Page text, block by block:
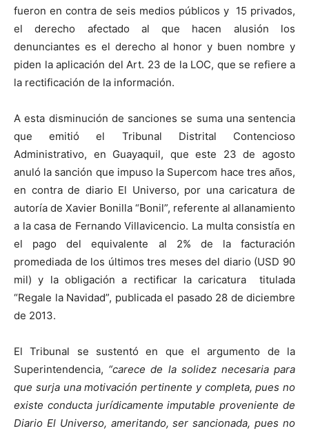
fueron en contra de seis medios públicos y 15 privados,
el derecho afectado al que hacen alusión los
denunciantes es el derecho al honor y buen nombre y
piden la aplicación del Art. 23 de la LOC, que se refiere a
la rectificación de la información.
A esta disminución de sanciones se suma una sentencia
que emitió el Tribunal Distrital Contencioso
Administrativo, en Guayaquil, que este 23 de agosto
anuló la sanción que impuso la Supercom hace tres años,
en contra de diario El Universo, por una caricatura de
autoría de Xavier Bonilla “Bonil”, referente al allanamiento
a la casa de Fernando Villavicencio. La multa consistía en
el pago del equivalente al 2% de la facturación
promediada de los últimos tres meses del diario (USD 90
mil) y la obligación a rectificar la caricatura titulada
“Regale la Navidad”, publicada el pasado 28 de diciembre
de 2013.
El Tribunal se sustentó en que el argumento de la
Superintendencia, “carece de la solidez necesaria para
que surja una motivación pertinente y completa, pues no
existe conducta jurídicamente imputable proveniente de
Diario El Universo, ameritando, ser sancionada, pues no